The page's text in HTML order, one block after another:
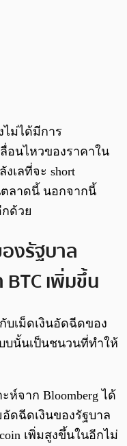
ไม่ได้มีการ
อนไหวของราคาใน
เลที่จะ short
ลาดนี้ นอกจากนี้
กด้วย
งรัฐบาล
เพิ่มขึ้น
บเม็ดเงินอัดฉีดของ
บนั้นเป็นชนวนที่ทำให้
ห์จาก Bloomberg ได้
ดฉีดเงินของรัฐบาล
เพิ่มสูงขึ้นในอีกไม่